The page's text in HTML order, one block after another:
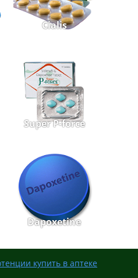
Cialis
Super P-force
Dapoxetine
купить в аптеке